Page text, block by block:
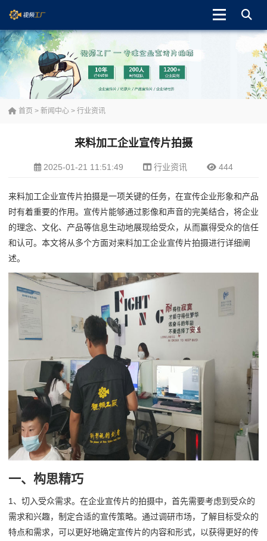
首页 > 新闻中心 > 行业资讯
来料加工企业宣传片拍摄
2025-01-21 11:51:49 行业资讯 444
来料加工企业宣传片拍摄是一项关键的任务，在宣传企业形象和产品
时有着重要的作用。宣传片能够通过影像和声音的完美结合，将企业
的理念、文化、产品等信息生动地展现给受众，从而赢得受众的信任
和认可。本文将从多个方面对来料加工企业宣传片拍摄进行详细阐
述。
一、构思精巧
1、切入受众需求。在企业宣传片的拍摄中，首先需要考虑到受众的
需求和兴趣，制定合适的宣传策略。通过调研市场，了解目标受众的
特点和需求，可以更好地确定宣传片的内容和形式，以获得更好的传